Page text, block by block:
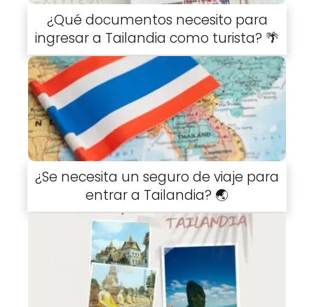
¿Qué documentos necesito para
ingresar a Tailandia como turista? 🌴
¿Se necesita un seguro de viaje para
entrar a Tailandia? 🌏